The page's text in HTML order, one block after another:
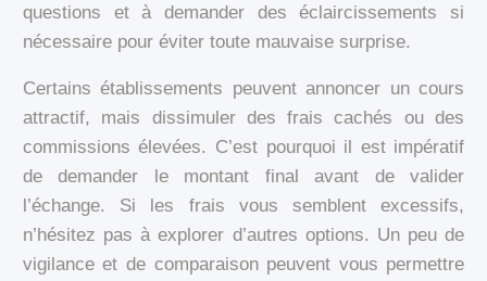
questions et à demander des éclaircissements si
nécessaire pour éviter toute mauvaise surprise.
Certains établissements peuvent annoncer un cours
attractif, mais dissimuler des frais cachés ou des
commissions élevées. C’est pourquoi il est impératif
de demander le montant final avant de valider
l’échange. Si les frais vous semblent excessifs,
n’hésitez pas à explorer d’autres options. Un peu de
vigilance et de comparaison peuvent vous permettre